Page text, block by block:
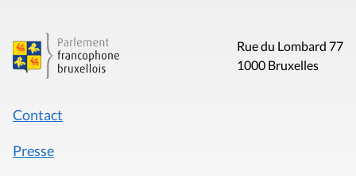
Rue du Lombard 77
1000 Bruxelles
Contact
Presse